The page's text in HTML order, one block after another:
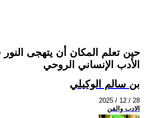
حين تعلم المكان أن يتهجى
الأدب الإنساني الروحي
بن سالم الوكيلي
2025 / 12 / 28
الادب والفن